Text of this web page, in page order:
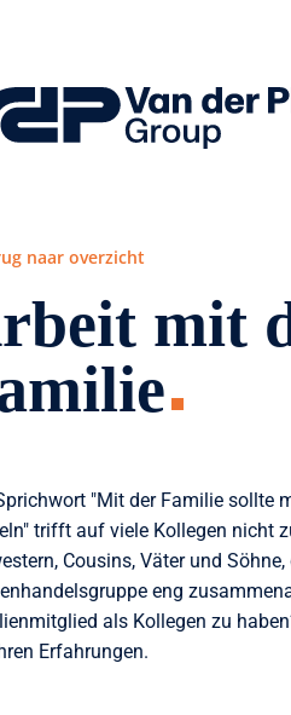
naar overzicht
mit
"Mit der Familie sollte
trifft auf viele Kollegen nicht
Cousins, Väter und Söhne,
eng
als Kollegen zu
Erfahrungen.